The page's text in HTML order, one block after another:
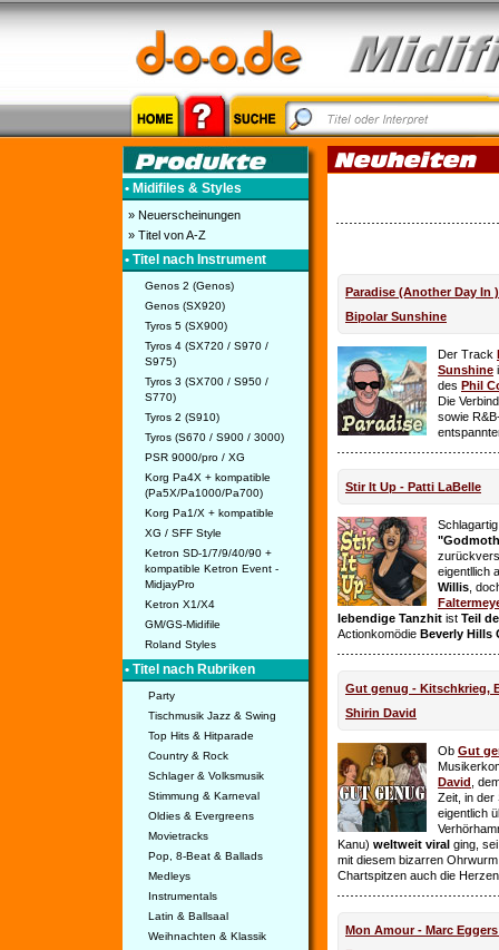
• Midifiles & Styles
» Neuerscheinungen
» Titel von A-Z
• Titel nach Instrument
Genos 2 (Genos)
Genos (SX920)
Tyros 5 (SX900)
Tyros 4 (SX720 / S970 /
S975)
Tyros 3 (SX700 / S950 /
S770)
Tyros 2 (S910)
Tyros (S670 / S900 / 3000)
PSR 9000/pro / XG
Korg Pa4X + kompatible
(Pa5X/Pa1000/Pa700)
Korg Pa1/X + kompatible
XG / SFF Style
Ketron SD-1/7/9/40/90 +
kompatible Ketron Event -
MidjayPro
Ketron X1/X4
GM/GS-Midifile
Roland Styles
• Titel nach Rubriken
Party
Tischmusik Jazz & Swing
Top Hits & Hitparade
Country & Rock
Schlager & Volksmusik
Stimmung & Karneval
Oldies & Evergreens
Movietracks
Pop, 8-Beat & Ballads
Medleys
Instrumentals
Latin & Ballsaal
Weihnachten & Klassik
Paradise (Another Day In
Bipolar Sunshine
Der Track
Sunshine
des Phil
Die
sowie
Stir It Up - Patti LaBelle
eigentllich
Willis ,
lebendige Tanzhit ist Teil
Actionkomödie Beverly Hills
Gut genug - Kitschkrieg,
Shirin David
Ob Gut
David ,
Zeit, in der
eigentlich
Kanu) weltweit viral ging,
mit diesem bizarren
Chartspitzen auch die
Mon Amour - Marc